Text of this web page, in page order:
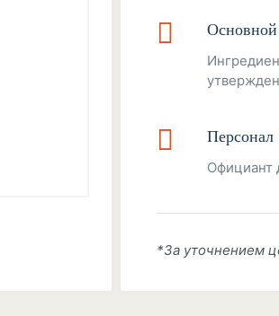
Основной
Персонал
Официант
*За уточнением